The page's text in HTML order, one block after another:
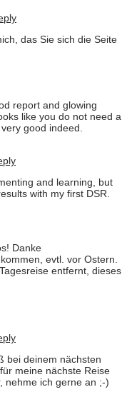
das Sie sich die Seite
report and glowing
like you do not need a
good indeed.
and learning, but
with my first DSR.
Danke
evtl. vor Ostern.
entfernt, dieses
bei deinem nächsten
meine nächste Reise
nehme ich gerne an ;-)